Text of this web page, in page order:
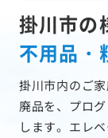
掛川市の
不用品・
掛川市内のご
廃品を、プロ
します。エレ